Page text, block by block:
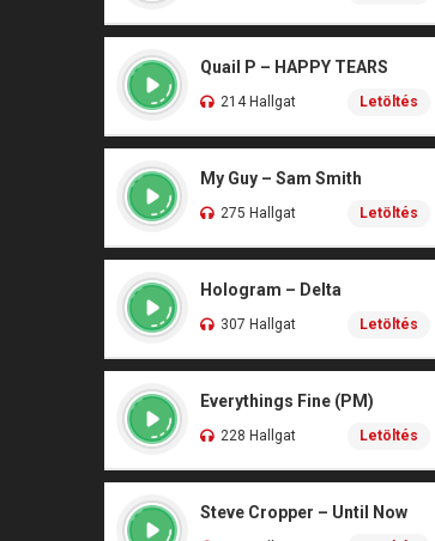
Quail P – HAPPY TEARS
214 Hallgat Letöltés
My Guy – Sam Smith
275 Hallgat Letöltés
Hologram – Delta
307 Hallgat Letöltés
Everythings Fine (PM)
228 Hallgat Letöltés
Steve Cropper – Until Now